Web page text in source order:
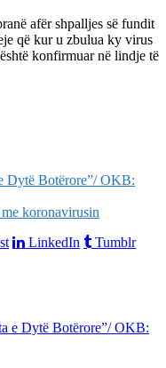
afër shpalljes së fundit
që kur u zbulua ky virus
konfirmuar në lindje të
Dytë Botërore”/ OKB:
koronavirusin
LinkedIn
Tumblr